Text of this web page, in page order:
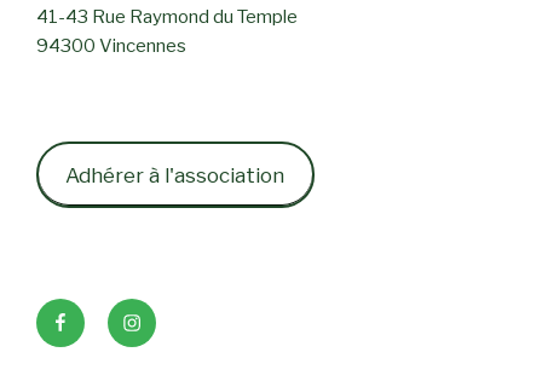
41-43 Rue Raymond du Temple
94300 Vincennes
Adhérer à l'association
FacebookInstagram